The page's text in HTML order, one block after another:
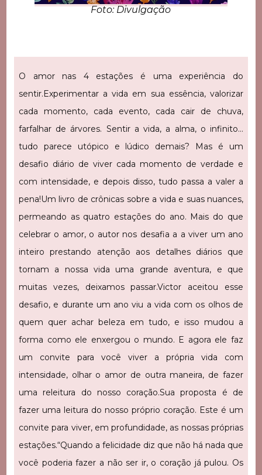
Foto: Divulgação
O amor nas 4 estações é uma experiência do
sentir. Experimentar a vida em sua essência, valorizar
cada momento, cada evento, cada cair de chuva,
farfalhar de árvores. Sentir a vida, a alma, o infinito…
tudo parece utópico e lúdico demais? Mas é um
desafio diário de viver cada momento de verdade e
com intensidade, e depois disso, tudo passa a valer a
pena!Um livro de crônicas sobre a vida e suas nuances,
permeando as quatro estações do ano. Mais do que
celebrar o amor, o autor nos desafia a a viver um ano
inteiro prestando atenção aos detalhes diários que
tornam a nossa vida uma grande aventura, e que
muitas vezes, deixamos passar.Victor aceitou esse
desafio, e durante um ano viu a vida com os olhos de
quem quer achar beleza em tudo, e isso mudou a
forma como ele enxergou o mundo. E agora ele faz
um convite para você viver a própria vida com
intensidade, olhar o amor de outra maneira, de fazer
uma releitura do nosso coração.Sua proposta é de
fazer uma leitura do nosso próprio coração. Este é um
convite para viver, em profundidade, as nossas próprias
estações.“Quando a felicidade diz que não há nada que
você poderia fazer a não ser ir, o coração já pulou. Os